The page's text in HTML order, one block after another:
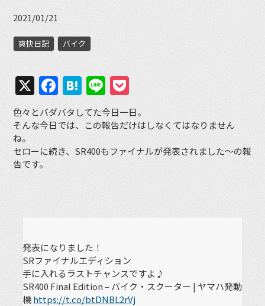
2021/01/21
爽快日記 バイク
X Facebook
Hatena
Line
色々とバダバタしてた今日一日。
そんな今日では、この報告だけはしなくてはなりません
ね。
セローに続き、SR400もファイナルが発表されました〜の報
告です。
発表になりました！
SRファイナルエディション
手に入れるラストチャンスですよ♪
SR400 Final Edition – バイク・スクーター | ヤマハ発動
機https://t.co/btDNBL2rVj